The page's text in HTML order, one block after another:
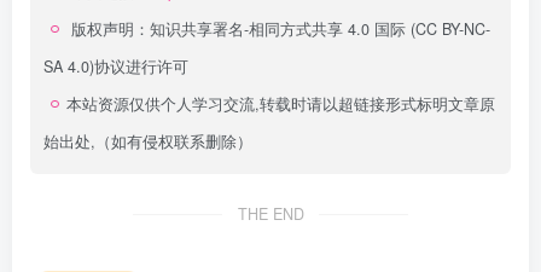
版权声明： 知识共享署名-相同方式共享 4.0 国际 (CC BY-NC-
SA 4.0)协议进行许可
本站资源仅供个人学习交流,转载时请以超链接形式标明文章原
始出处,（如有侵权联系删除）
THE END